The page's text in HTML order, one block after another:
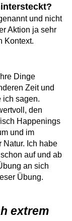
und nicht
Aktion ja sehr
Kontext.
Dinge
Zeit und
ich sagen.
den
Happenings
und im
Natur. Ich habe
auf und ab
an sich
Übung.
extrem